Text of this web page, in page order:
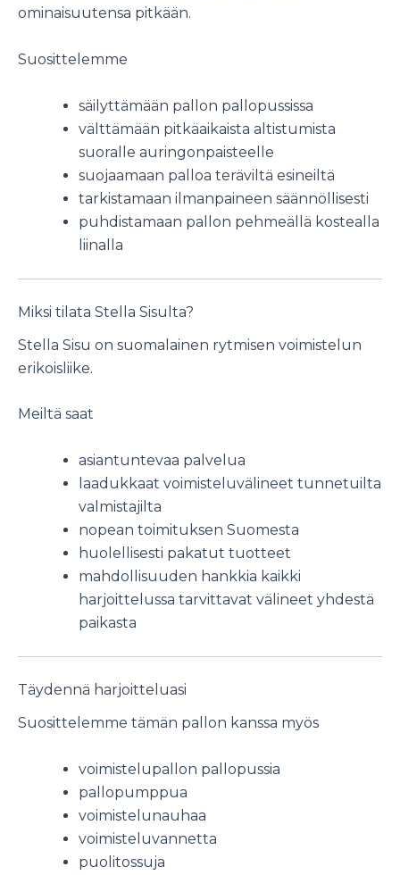
ominaisuutensa pitkään.
Suosittelemme
säilyttämään pallon pallopussissa
välttämään pitkäaikaista altistumista
suoralle auringonpaisteelle
suojaamaan palloa teräviltä esineiltä
tarkistamaan ilmanpaineen säännöllisesti
puhdistamaan pallon pehmeällä kostealla
liinalla
Miksi tilata Stella Sisulta?
Stella Sisu on suomalainen rytmisen voimistelun
erikoisliike.
Meiltä saat
asiantuntevaa palvelua
laadukkaat voimisteluvälineet tunnetuilta
valmistajilta
nopean toimituksen Suomesta
huolellisesti pakatut tuotteet
mahdollisuuden hankkia kaikki
harjoittelussa tarvittavat välineet yhdestä
paikasta
Täydennä harjoitteluasi
Suosittelemme tämän pallon kanssa myös
voimistelupallon pallopussia
pallopumppua
voimistelunauhaa
voimisteluvannetta
puolitossuja